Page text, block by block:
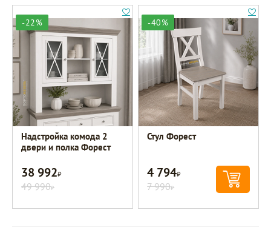
-22%
Надстройка комода 2
двери и полка Форест
38 992Р
49 990Р
-40%
Стул Форест
4 794Р
7 990Р